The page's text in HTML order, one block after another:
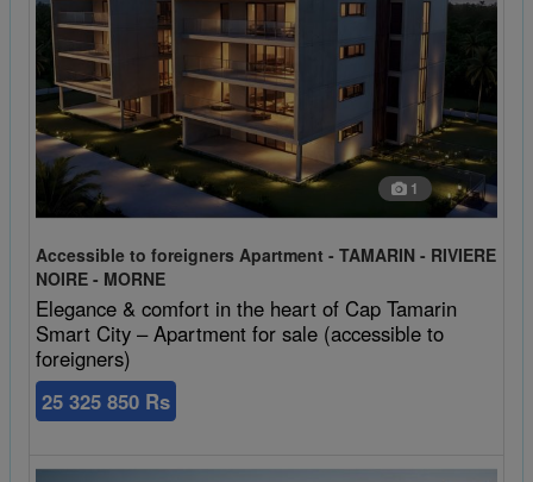
1
Accessible to foreigners Apartment - TAMARIN - RIVIERE
NOIRE - MORNE
Elegance & comfort in the heart of Cap Tamarin
Smart City – Apartment for sale (accessible to
foreigners)
25 325 850 Rs